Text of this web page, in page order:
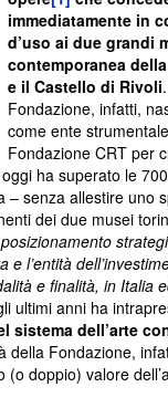
immediatamente in
d’uso ai due grandi
contemporanea
e il Castello di Rivoli
Fondazione, infatti,
come ente
Fondazione CRT per
ha superato le
– senza allestire uno
dei due musei
l’entità
e finalità, in Italia
ultimi anni ha
sistema dell’arte
della Fondazione,
(o doppio) valore